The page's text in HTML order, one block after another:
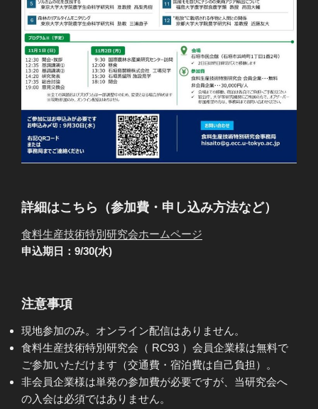
詳細はこちら（参加費・申し込み方法など）
食料生産技術特別研究会ホームページ
申込期日：9/30(水)
注意事項
現地参加のみ。オンライン配信はありません。
食料生産技術特別研究会（ RC93 ）会員企業様は無料で
ご参加いただけます（交通費・宿泊費は自己負担）。
非会員企業様は単発の参加費が必要ですが、当研究会へ
の入会は必須ではありません。